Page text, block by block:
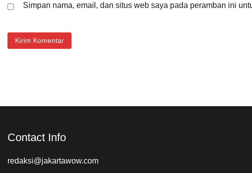
Simpan nama, email, dan situs web saya pada peramban ini
Contact Info
redaksi@jakartawow.com